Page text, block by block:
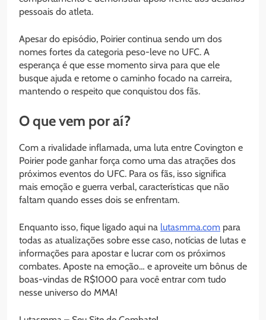
pessoais do atleta.
Apesar do episódio, Poirier continua sendo um dos
nomes fortes da categoria peso-leve no UFC. A
esperança é que esse momento sirva para que ele
busque ajuda e retome o caminho focado na carreira,
mantendo o respeito que conquistou dos fãs.
O que vem por aí?
Com a rivalidade inflamada, uma luta entre Covington e
Poirier pode ganhar força como uma das atrações dos
próximos eventos do UFC. Para os fãs, isso significa
mais emoção e guerra verbal, características que não
faltam quando esses dois se enfrentam.
Enquanto isso, fique ligado aqui na lutasmma.com para
todas as atualizações sobre esse caso, notícias de lutas e
informações para apostar e lucrar com os próximos
combates. Aposte na emoção… e aproveite um bônus de
boas-vindas de R$1000 para você entrar com tudo
nesse universo do MMA!